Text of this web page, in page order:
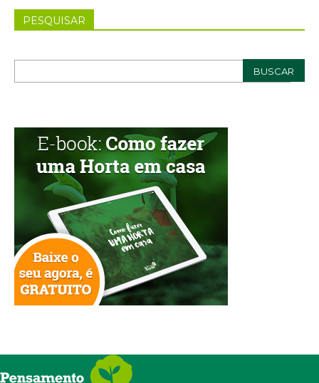
PESQUISAR